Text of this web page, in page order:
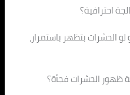
احترافية؟
الحشرات بتظهر باستمرار،
ظهور الحشرات فجأة؟